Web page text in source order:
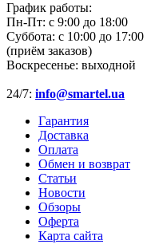
График работы:
Пн-Пт: с 9:00 до 18:00
Суббота: с 10:00 до 17:00
(приём заказов)
Воскресенье: выходной
24/7: info@smartel.ua
Гарантия
Доставка
Оплата
Обмен и возврат
Статьи
Новости
Обзоры
Оферта
Карта сайта